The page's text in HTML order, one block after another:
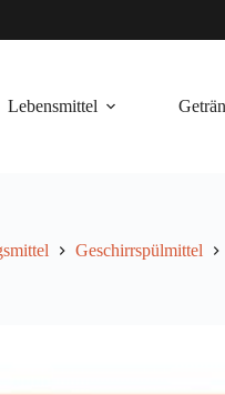
Lebensmittel
Geschirrspülmittel